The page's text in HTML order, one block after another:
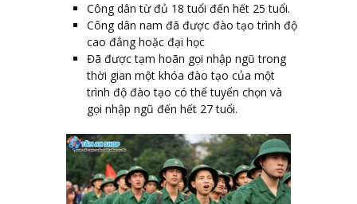
Công dân từ đủ 18 tuổi đến hết 25 tuổi.
Công dân nam đã được đào tạo trình độ
cao đẳng hoặc đại học
Đã được tạm hoãn gọi nhập ngũ trong
thời gian một khóa đào tạo của một
trình độ đào tạo có thể tuyển chọn và
gọi nhập ngũ đến hết 27 tuổi.